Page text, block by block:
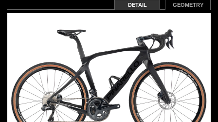
GEOMETRY
DETAIL